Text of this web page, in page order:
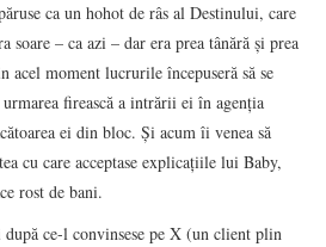
ca un hohot de râs al Destinului, care
soare – ca azi – dar era prea tânără şi prea
acel moment lucrurile începuseră să se
firească a intrării ei în agenţia
ei din bloc. Şi acum îi venea să
cu care acceptase explicaţiile lui Baby,
rost de bani.
după ce-l convinsese pe X (un client plin